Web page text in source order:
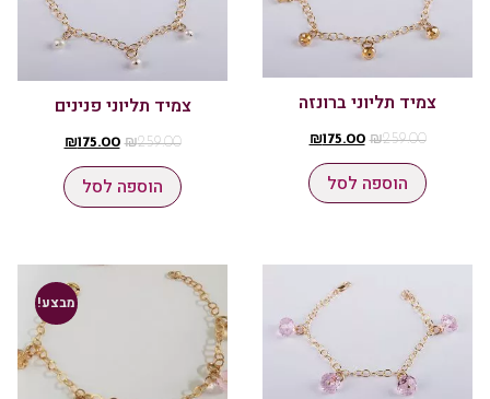
צמיד תליוני ברונזה
₪259.00
₪175.00
הוספה לסל
צמיד תליוני פנינים
₪259.00
₪175.00
הוספה לסל
מבצע!